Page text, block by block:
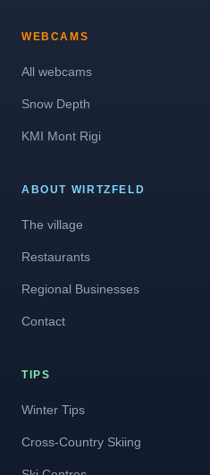
WEBCAMS
All webcams
Snow Depth
KMI Mont Rigi
ABOUT WIRTZFELD
The village
Restaurants
Regional Businesses
Contact
TIPS
Winter Tips
Cross-Country Skiing